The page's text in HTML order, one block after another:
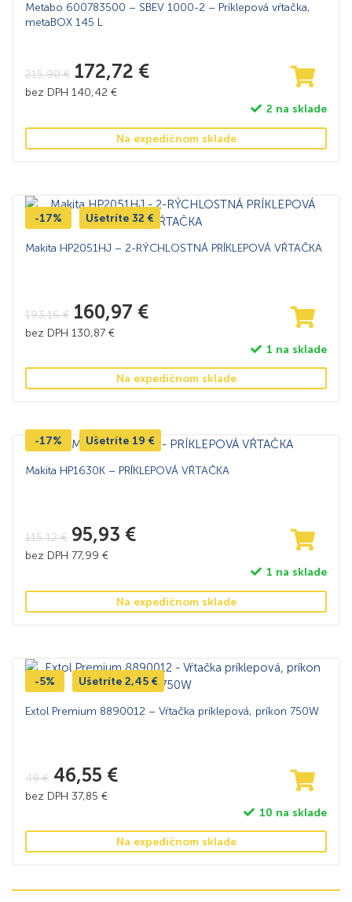
Metabo 600783500 – SBEV 1000-2 – Príklepová vŕtačka,
metaBOX 145 L
215,90€ 172,72 €
bez DPH 140,42 €
2 na sklade
Na expedičnom sklade
-17% Ušetríte 32 €
Makita HP2051HJ – 2-RÝCHLOSTNÁ PRÍKLEPOVÁ VŔTAČKA
193,16€ 160,97 €
bez DPH 130,87 €
1 na sklade
Na expedičnom sklade
-17% Ušetríte 19 €
Makita HP1630K – PRÍKLEPOVÁ VŔTAČKA
115,12€ 95,93 €
bez DPH 77,99 €
1 na sklade
Na expedičnom sklade
-5% Ušetríte 2,45 €
Extol Premium 8890012 – Vŕtačka príklepová, príkon 750W
49€ 46,55 €
bez DPH 37,85 €
10 na sklade
Na expedičnom sklade